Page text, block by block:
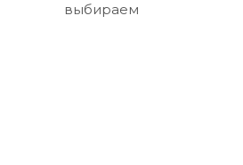
выбираем